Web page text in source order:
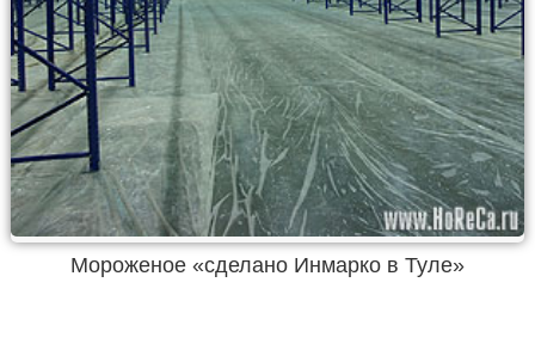
Мороженое «сделано Инмарко в Туле»